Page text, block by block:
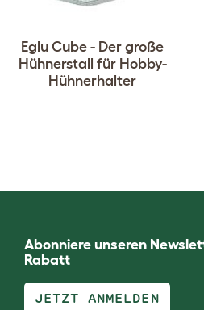
Eglu Cube - Der große
Hühnerstall für Hobby-
Hühnerhalter
Abonniere unseren
Rabatt
JETZT ANMELDEN